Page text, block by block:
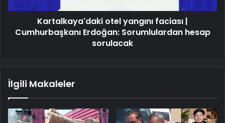
hesap
Kartalkaya'daki otel yangını faciası |
Cumhurbaşkanı Erdoğan: Sorumlulardan hesap
sorulacak
İlgili Makaleler